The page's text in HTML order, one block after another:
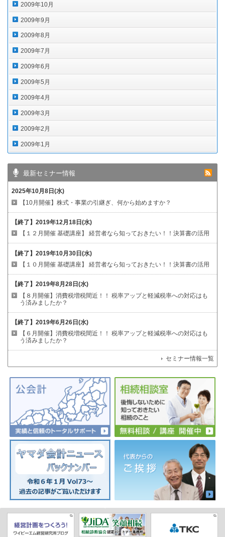
2009年10月
2009年9月
2009年8月
2009年7月
2009年6月
2009年5月
2009年4月
2009年3月
2009年2月
2009年1月
最新セミナー情報
2025年10月8日(水)
【10月開催】株式・事業の引継ぎ、何から始めますか？
【終了】 2019年12月18日(水)
【１２月開催 基礎講座】 経営者なら知っておきたい！！決算書の活用
【終了】 2019年10月30日(水)
【１０月開催 基礎講座】 経営者なら知っておきたい！！決算書の活用
【終了】 2019年8月28日(水)
【８月開催】消費税増税間近！！ 税率アップと軽減税率への対応はも
う済みましたか？
【終了】 2019年6月26日(水)
【６月開催】消費税増税間近！！ 税率アップと軽減税率への対応はも
う済みましたか？
セミナー情報一覧